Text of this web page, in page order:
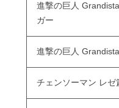
進撃の巨人
ガー
進撃の巨人
チェンソーマン レゼ